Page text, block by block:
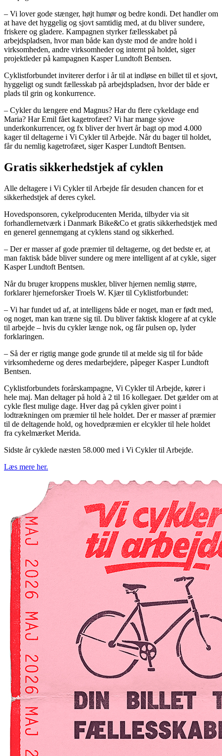
– Vi lover gode stænger, højt humør og bedre kondi. Det handler om
at have det hyggelig og sjovt samtidig med, at du bliver sundere,
friskere og gladere. Kampagnen styrker fællesskabet på
arbejdspladsen, hvor man både kan dyste mod de andre hold i
virksomheden, andre virksomheder og internt på holdet, siger
projektleder på kampagnen Kasper Lundtoft Bentsen.
Cyklistforbundet inviterer derfor i år til at indløse en billet til et sjovt,
hyggeligt og sundt fællesskab på arbejdspladsen, hvor der både er
plads til grin og konkurrence.
– Cykler du længere end Magnus? Har du flere cykeldage end
Maria? Har Emil fået kagetrofæet? Vi har mange sjove
underkonkurrencer, og fx bliver der hvert år bagt op mod 4.000
kager til deltagerne i Vi Cykler til Arbejde. Når du bager til holdet,
får du nemlig kagetrofæet, siger Kasper Lundtoft Bentsen.
Gratis sikkerhedstjek af cyklen
Alle deltagere i Vi Cykler til Arbejde får desuden chancen for et
sikkerhedstjek af deres cykel.
Hovedsponsoren, cykelproducenten Merida, tilbyder via sit
forhandlernetværk i Danmark Bike&Co et gratis sikkerhedstjek med
en generel gennemgang at cyklens stand og sikkerhed.
– Der er masser af gode præmier til deltagerne, og det bedste er, at
man faktisk både bliver sundere og mere intelligent af at cykle, siger
Kasper Lundtoft Bentsen.
Når du bruger kroppens muskler, bliver hjernen nemlig større,
forklarer hjerneforsker Troels W. Kjær til Cyklistforbundet:
– Vi har fundet ud af, at intelligens både er noget, man er født med,
og noget, man kan træne sig til. Du bliver faktisk klogere af at cykle
til arbejde – hvis du cykler længe nok, og får pulsen op, lyder
forklaringen.
– Så der er rigtig mange gode grunde til at melde sig til for både
virksomhederne og deres medarbejdere, påpeger Kasper Lundtoft
Bentsen.
Cyklistforbundets forårskampagne, Vi Cykler til Arbejde, kører i
hele maj. Man deltager på hold à 2 til 16 kollegaer. Det gælder om at
cykle flest mulige dage. Hver dag på cyklen giver point i
lodtrækningen om præmier til hele holdet. Der er masser af præmier
til de deltagende hold, og hovedpræmien er elcykler til hele holdet
fra cykelmærket Merida.
Sidste år cyklede næsten 58.000 med i Vi Cykler til Arbejde.
Læs mere her.